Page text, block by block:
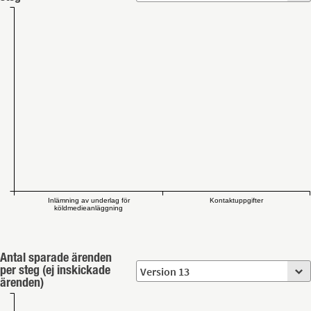
Inlämning av underlag för
köldmedieanläggning
Kontaktuppgifter
Antal sparade ärenden
per steg (ej inskickade
ärenden)